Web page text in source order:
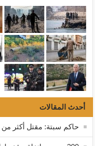
أحدث المقالات
حاكم سبتة: مقتل أكثر من 100 شخص أثناء اقتحام